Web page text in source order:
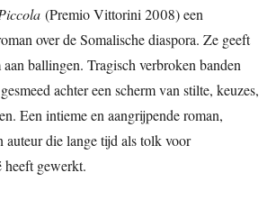
(Premio Vittorini 2008) een
over de Somalische diaspora. Ze geeft
ballingen. Tragisch verbroken banden
achter een scherm van stilte, keuzes,
Een intieme en aangrijpende roman,
auteur die lange tijd als tolk voor
heeft gewerkt.